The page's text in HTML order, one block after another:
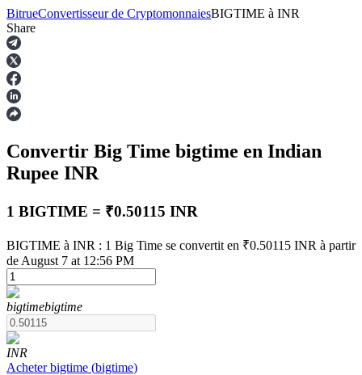
Contrats à terme
Futures USDT
Futures utilisant l'USDT comme garantie
BitrueConvertisseur de CryptomonnaiesBIGTIME à INR
Share
Convertir Big Time bigtime en Indian
Rupee INR
1 BIGTIME = ₹0.50115 INR
BIGTIME à INR : 1 Big Time se convertit en ₹0.50115 INR à partir
de August 7 at 12:56 PM
bigtimebigtime
INR
Acheter bigtime (bigtime)